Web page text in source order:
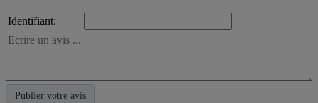
Identifiant: